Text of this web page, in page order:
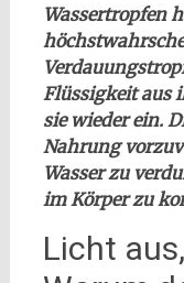
Wassertropfen
Flüssigkeit aus
sie wieder ein.
Nahrung
Wasser zu
im Körper zu
Licht